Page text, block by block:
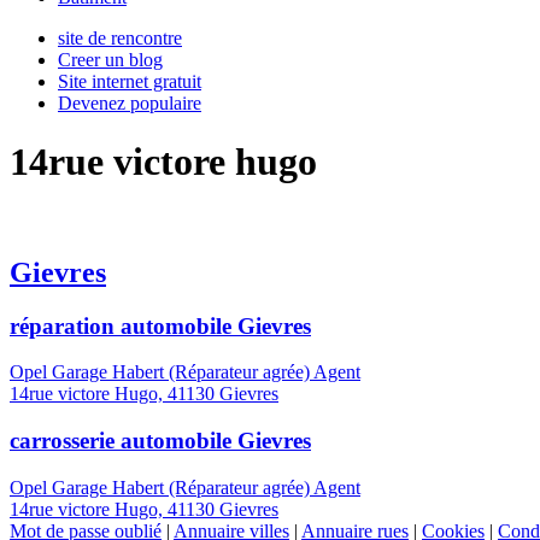
site de rencontre
Creer un blog
Site internet gratuit
Devenez populaire
14rue victore hugo
Gievres
réparation automobile Gievres
Opel Garage Habert (Réparateur agrée) Agent
14rue victore Hugo, 41130 Gievres
carrosserie automobile Gievres
Opel Garage Habert (Réparateur agrée) Agent
14rue victore Hugo, 41130 Gievres
Mot de passe oublié | Annuaire villes | Annuaire rues | Cookies |